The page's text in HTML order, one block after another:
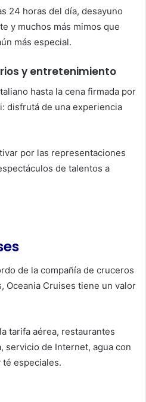
24 horas del día, desayuno
y muchos más mimos que
más especial.
y entretenimiento
hasta la cena firmada por
disfrutá de una experiencia
por las representaciones
de talentos a
de la compañía de cruceros
Oceania Cruises tiene un valor
tarifa aérea, restaurantes
servicio de Internet, agua con
especiales.